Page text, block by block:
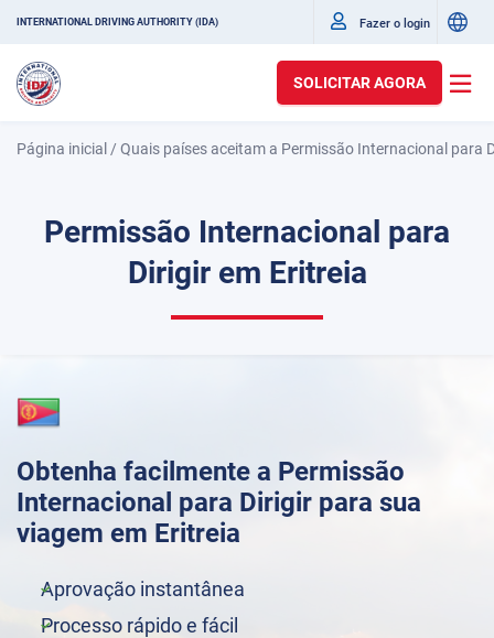
INTERNATIONAL DRIVING AUTHORITY (IDA) Fazer o login
SOLICITAR AGORA
Página inicial /Quais países aceitam a Permissão Internacional para
Permissão Internacional para
Dirigir em Eritreia
Obtenha facilmente a Permissão
Internacional para Dirigir para sua
viagem em Eritreia
Aprovação instantânea
Processo rápido e fácil